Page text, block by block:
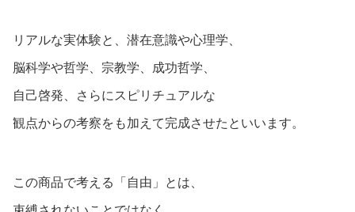
リアルな実体験と、潜在意識や心理学、
脳科学や哲学、宗教学、成功哲学、
自己啓発、さらにスピリチュアルな
観点からの考察をも加えて完成させたといいます。
この商品で考える「自由」とは、